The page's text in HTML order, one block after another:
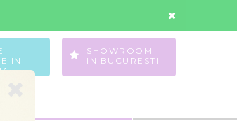
Wishlist
IN
SHOWROOM
IN BUCURESTI